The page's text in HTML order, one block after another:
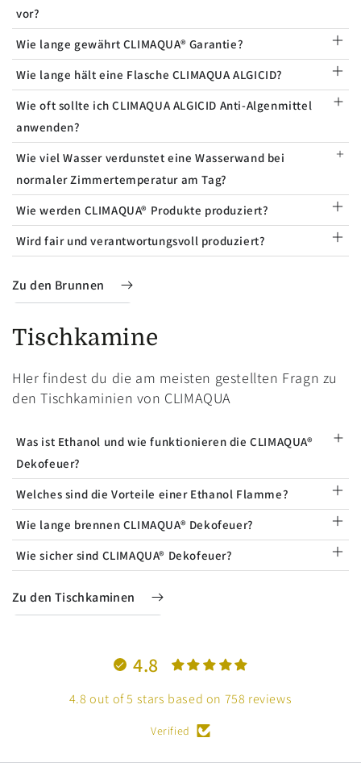
vor?
Wie lange gewährt CLIMAQUA® Garantie?
Wie lange hält eine Flasche CLIMAQUA ALGICID?
Wie oft sollte ich CLIMAQUA ALGICID Anti-Algenmittel
anwenden?
Wie viel Wasser verdunstet eine Wasserwand bei
normaler Zimmertemperatur am Tag?
Wie werden CLIMAQUA® Produkte produziert?
Wird fair und verantwortungsvoll produziert?
Zu den Brunnen
Tischkamine
HIer findest du die am meisten gestellten Fragn zu
den Tischkaminien von CLIMAQUA
Was ist Ethanol und wie funktionieren die CLIMAQUA®
Dekofeuer?
Welches sind die Vorteile einer Ethanol Flamme?
Wie lange brennen CLIMAQUA® Dekofeuer?
Wie sicher sind CLIMAQUA® Dekofeuer?
Zu den Tischkaminen
4.8
4.8 out of 5 stars based on 758 reviews
Verified